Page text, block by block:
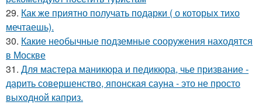
29. Как же приятно получать подарки ( о которых тихо
мечтаешь).
30. Какие необычные подземные сооружения находятся
в Москве
31. Для мастера маникюра и педикюра, чье призвание -
дарить совершенство, японская сауна - это не просто
выходной каприз.